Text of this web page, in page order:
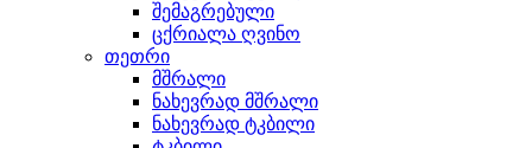
შემაგრებული
ცქრიალა ღვინო
თეთრი
მშრალი
ნახევრად მშრალი
ნახევრად ტკბილი